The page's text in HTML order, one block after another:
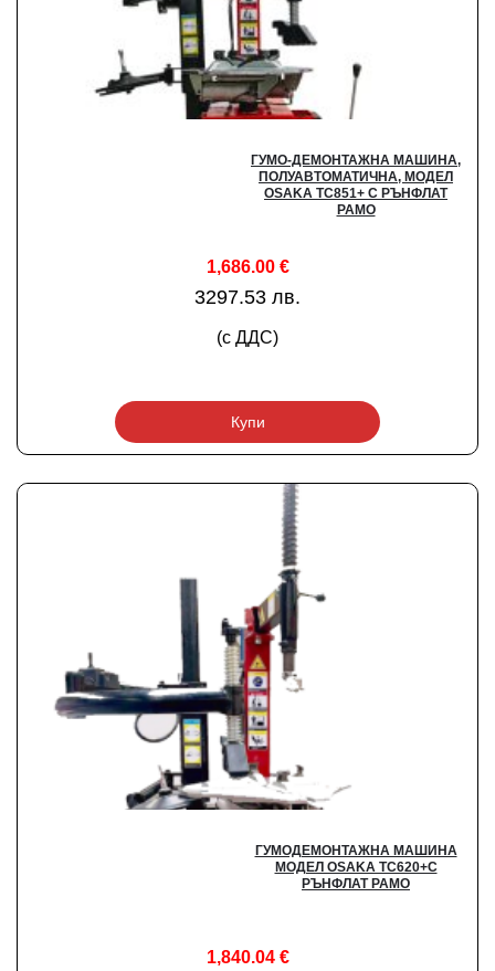
ГУМО-ДЕМОНТАЖНА МАШИНА,
ПОЛУАВТОМАТИЧНА, МОДЕЛ
OSAKA TC851+ С РЪНФЛАТ
РАМО
1,686.00 €
3297.53 лв.
(с ДДС)
Купи
ГУМОДЕМОНТАЖНА МАШИНА
МОДЕЛ OSAKA TC620+С
РЪНФЛАТ РАМО
1,840.04 €